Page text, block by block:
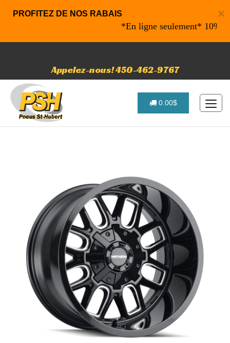
×
PROFITEZ DE NOS RABAIS
*En ligne seulement* 10% de
Appelez-nous! 450-462-9767
0.00$